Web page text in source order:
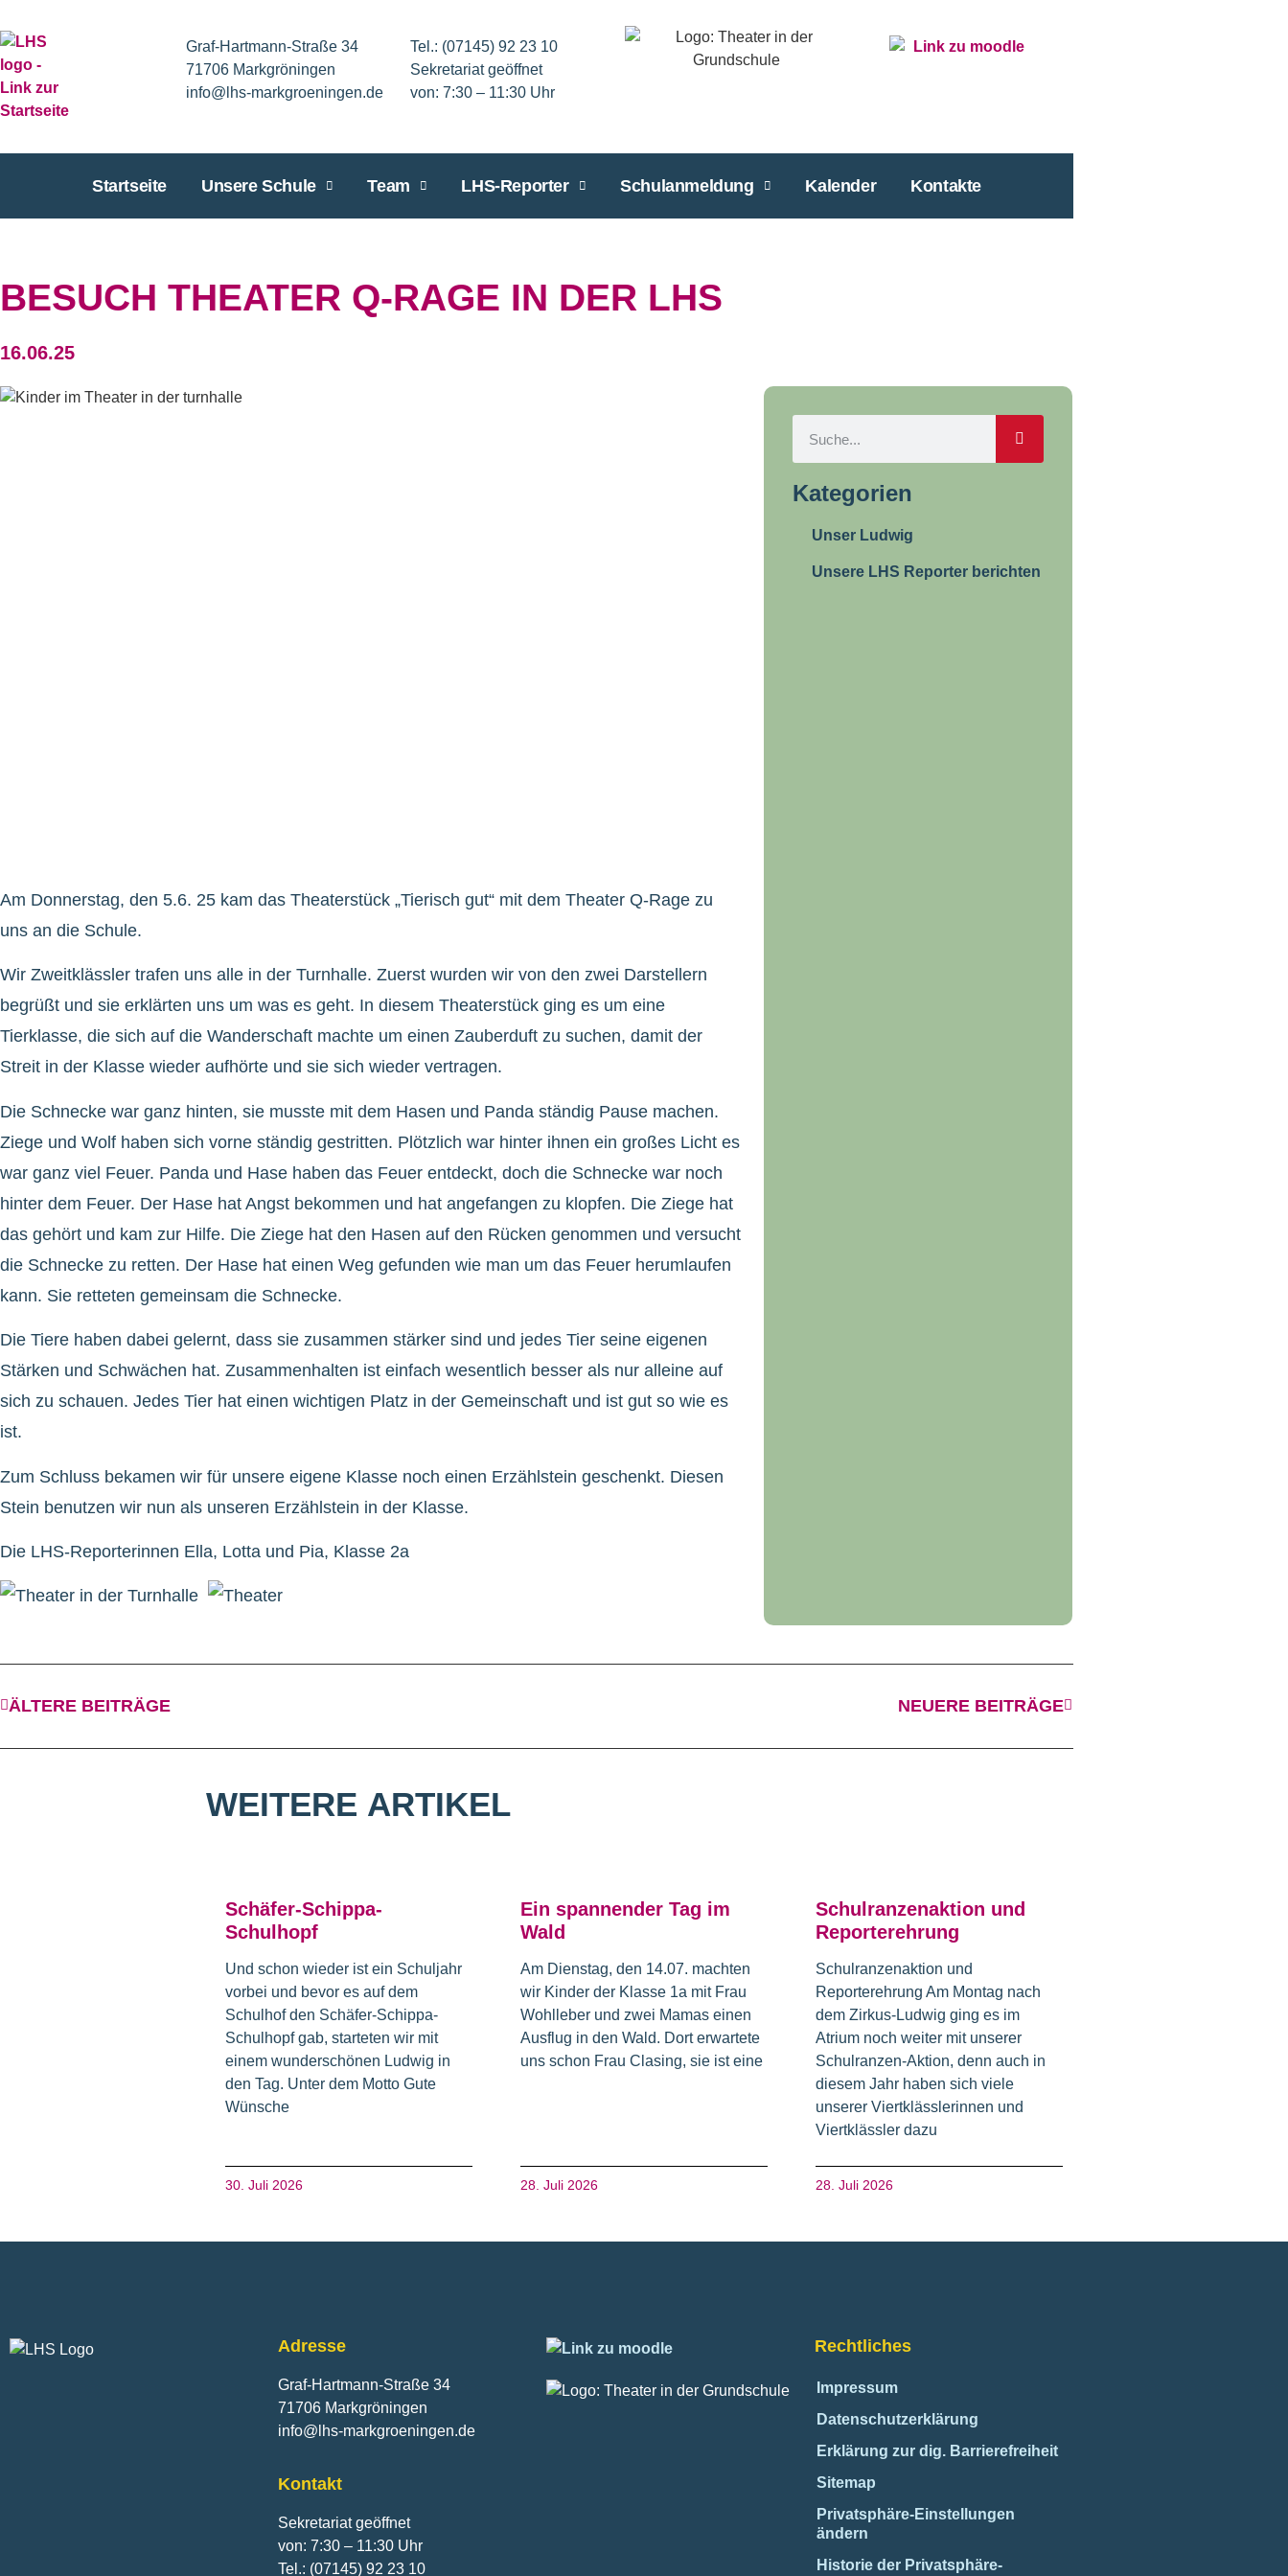
Graf-Hartmann-Straße 34
71706 Markgröningen
info@lhs-markgroeningen.de
Tel.: (07145) 92 23 10
Sekretariat geöffnet
von: 7:30 – 11:30 Uhr
Startseite Unsere Schule Team LHS-Reporter Schulanmeldung Kalender Kontakte
BESUCH THEATER Q-RAGE IN DER LHS
16.06.25
Am Donnerstag, den 5.6. 25 kam das Theaterstück „Tierisch gut“ mit dem Theater Q-Rage zu
uns an die Schule.
Wir Zweitklässler trafen uns alle in der Turnhalle. Zuerst wurden wir von den zwei Darstellern
begrüßt und sie erklärten uns um was es geht. In diesem Theaterstück ging es um eine
Tierklasse, die sich auf die Wanderschaft machte um einen Zauberduft zu suchen, damit der
Streit in der Klasse wieder aufhörte und sie sich wieder vertragen.
Die Schnecke war ganz hinten, sie musste mit dem Hasen und Panda ständig Pause machen.
Ziege und Wolf haben sich vorne ständig gestritten. Plötzlich war hinter ihnen ein großes Licht es
war ganz viel Feuer. Panda und Hase haben das Feuer entdeckt, doch die Schnecke war noch
hinter dem Feuer. Der Hase hat Angst bekommen und hat angefangen zu klopfen. Die Ziege hat
das gehört und kam zur Hilfe. Die Ziege hat den Hasen auf den Rücken genommen und versucht
die Schnecke zu retten. Der Hase hat einen Weg gefunden wie man um das Feuer herumlaufen
kann. Sie retteten gemeinsam die Schnecke.
Die Tiere haben dabei gelernt, dass sie zusammen stärker sind und jedes Tier seine eigenen
Stärken und Schwächen hat. Zusammenhalten ist einfach wesentlich besser als nur alleine auf
sich zu schauen. Jedes Tier hat einen wichtigen Platz in der Gemeinschaft und ist gut so wie es
ist.
Zum Schluss bekamen wir für unsere eigene Klasse noch einen Erzählstein geschenkt. Diesen
Stein benutzen wir nun als unseren Erzählstein in der Klasse.
Die LHS-Reporterinnen Ella, Lotta und Pia, Klasse 2a
Kategorien
Unser Ludwig
Unsere LHS Reporter berichten
ÄLTERE BEITRÄGE NEUERE BEITRÄGE
WEITERE ARTIKEL
Schäfer-Schippa-
Schulhopf
Und schon wieder ist ein Schuljahr
vorbei und bevor es auf dem
Schulhof den Schäfer-Schippa-
Schulhopf gab, starteten wir mit
einem wunderschönen Ludwig in
den Tag. Unter dem Motto Gute
Wünsche
30. Juli 2026
Ein spannender Tag im
Wald
Am Dienstag, den 14.07. machten
wir Kinder der Klasse 1a mit Frau
Wohlleber und zwei Mamas einen
Ausflug in den Wald. Dort erwartete
uns schon Frau Clasing, sie ist eine
28. Juli 2026
Schulranzenaktion und
Reporterehrung
Schulranzenaktion und
Reporterehrung Am Montag nach
dem Zirkus-Ludwig ging es im
Atrium noch weiter mit unserer
Schulranzen-Aktion, denn auch in
diesem Jahr haben sich viele
unserer Viertklässlerinnen und
Viertklässler dazu
28. Juli 2026
Fusszeile
Adresse
Graf-Hartmann-Straße 34
71706 Markgröningen
info@lhs-markgroeningen.de
Kontakt
Sekretariat geöffnet
von: 7:30 – 11:30 Uhr
Tel.: (07145) 92 23 10
Rechtliches
Impressum
Datenschutzerklärung
Erklärung zur dig. Barrierefreiheit
Sitemap
Privatsphäre-Einstellungen
ändern
Historie der Privatsphäre-